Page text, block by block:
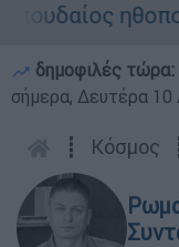
ηθοποιός
δημοφιλές τώρα:
σήμερα, Δευτέρα 10
┋ Κόσμος